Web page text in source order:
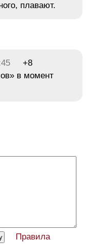
плавают.
+8
в момент
Правила